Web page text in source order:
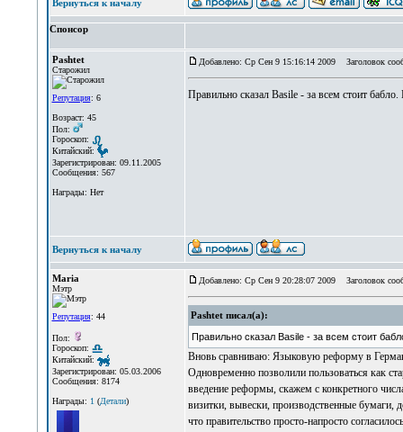
Вернуться к началу
Спонсор
Pashtet
Старожил
Репутация: 6
Возраст: 45
Пол:
Гороскоп:
Китайский:
Зарегистрирован: 09.11.2005
Сообщения: 567
Награды: Нет
Добавлено: Ср Сен 9 15:16:14 2009 Заголовок
Правильно сказал Basile - за всем стоит
Вернуться к началу
Maria
Мэтр
Репутация: 44
Пол:
Гороскоп:
Китайский:
Зарегистрирован: 05.03.2006
Сообщения: 8174
Награды: 1(Детали)
Добавлено: Ср Сен 9 20:28:07 2009 Заголовок
Pashtet писал(а):
Правильно сказал Basile - за всем стоит
Вновь сравниваю: Языковую реформу в
Одновременно позволили пользоваться как
введение реформы, скажем с конкретного
визитки, вывески, производственные бумаги,
что правительство просто-напросто